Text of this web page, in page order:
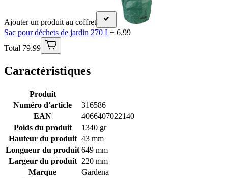
Ajouter un produit au coffret
Sac pour déchets de jardin 270 L+ 6.99
Total 79.99
Caractéristiques
Produit
Numéro d'article
316586
EAN
4066407022140
Poids du produit
1340 gr
Hauteur du produit 43 mm
Longueur du produit 649 mm
Largeur du produit
220 mm
Marque
Gardena